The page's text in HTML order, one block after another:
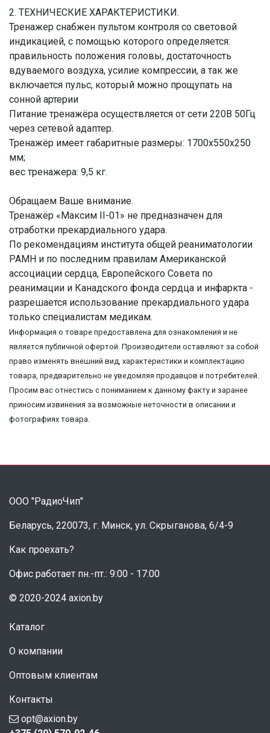
2. ТЕХНИЧЕСКИЕ ХАРАКТЕРИСТИКИ.
Тренажер снабжен пультом контроля со световой
индикацией, с помощью которого определяется:
правильность положения головы, достаточность
вдуваемого воздуха, усилие компрессии, а так же
включается пульс, который можно прощупать на
сонной артерии
Питание тренажёра осуществляется от сети 220В 50Гц
через сетевой адаптер.
Тренажёр имеет габаритные размеры: 1700х550х250
мм;
вес тренажера: 9,5 кг.
Обращаем Ваше внимание.
Тренажёр «Максим II-01» не предназначен для
отработки прекардиального удара.
По рекомендациям института общей реаниматологии
РАМН и по последним правилам Американской
ассоциации сердца, Европейского Совета по
реанимации и Канадского фонда сердца и инфаркта -
разрешается использование прекардиального удара
только специалистам медикам.
Информация о товаре предоставлена для ознакомления и не
является публичной офертой. Производители оставляют за собой
право изменять внешний вид, характеристики и комплектацию
товара, предварительно не уведомляя продавцов и потребителей.
Просим вас отнестись с пониманием к данному факту и заранее
приносим извинения за возможные неточности в описании и
фотографиях товара.
ООО "РадиоЧип"
Беларусь, 220073, г. Минск, ул. Скрыганова, 6/4-9
Как проехать?
Офис работает пн.-пт.: 9:00 - 17:00
© 2020-2024 axion.by
Каталог
О компании
Оптовым клиентам
Контакты
opt@axion.by